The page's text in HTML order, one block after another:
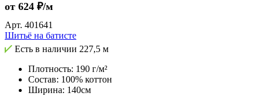
от 624 ₽/м
Арт. 401641
Шитьё на батисте
Есть в наличии 227,5 м
Плотность: 190 г/м²
Состав: 100% коттон
Ширина: 140см